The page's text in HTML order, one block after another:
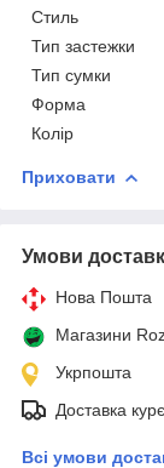
Стиль
Тип застежки
Тип сумки
Форма
Колір
Приховати
Умови
Нова Пошта
Магазини
Укрпошта
Доставка
Всі умови